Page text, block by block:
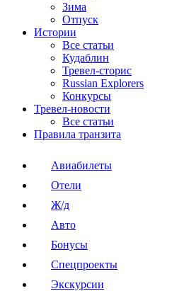
Зима
Отпуск
Истории
Все статьи
Кудаблин
Тревел-сторис
Russian Explorers
Конкурсы
Тревел-новости
Все статьи
Правила транзита
Авиабилеты
Отели
Ж/д
Авто
Бонусы
Спецпроекты
Экскурсии